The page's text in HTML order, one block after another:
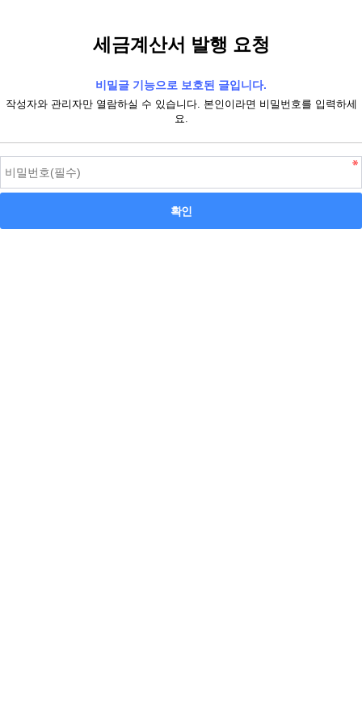
세금계산서 발행 요청
비밀글 기능으로 보호된 글입니다.
작성자와 관리자만 열람하실 수 있습니다. 본인이라면 비밀번호를 입력하세
요.